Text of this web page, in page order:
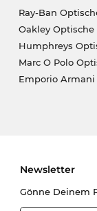
Ray-Ban
Oakley
Humphreys
Marc O Polo
Emporio
Newsletter
Gönne Deinem